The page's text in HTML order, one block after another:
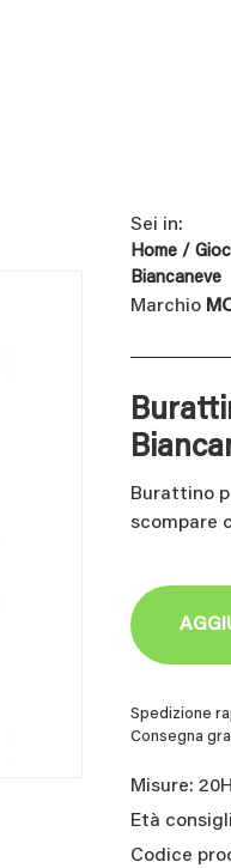
Sei in:
Home /
Biancaneve
Marchio
Burattino
scompare
Spedizione
Consegna
Misure:
Età
Codice